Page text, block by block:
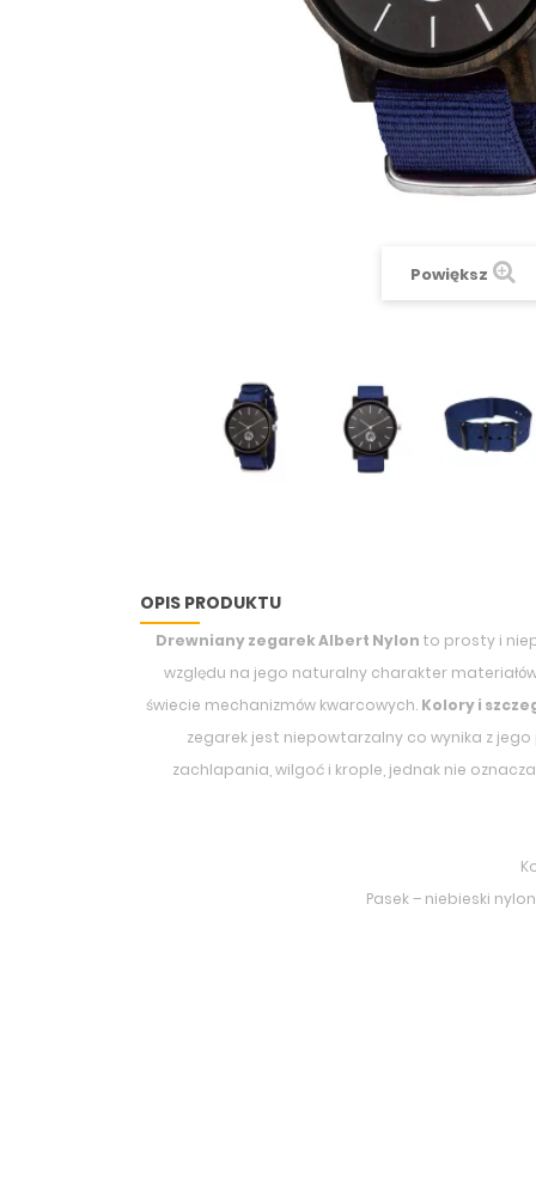
Powiększ
OPIS PRODUKTU
Drewniany zegarek Albert Nylon to prosty i
względu na jego naturalny charakter
świecie mechanizmów kwarcowych. Kolory i
zegarek jest niepowtarzalny co wynika z
zachlapania, wilgoć i krople, jednak nie
Pasek – niebieski